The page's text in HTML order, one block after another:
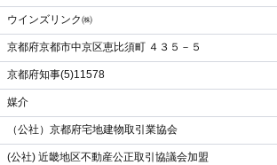
ウインズリンク㈱
京都府京都市中京区恵比須町 ４３５－５
京都府知事(5)11578
媒介
（公社）京都府宅地建物取引業協会
(公社) 近畿地区不動産公正取引協議会加盟